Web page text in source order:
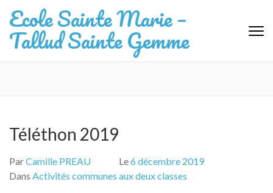
au
contenu
(Pressez
Ecole Sainte Marie –
Tallud Sainte Gemme
Téléthon 2019
ParCamille PREAU Le6 décembre 2019
Dans Activités communes aux deux classes